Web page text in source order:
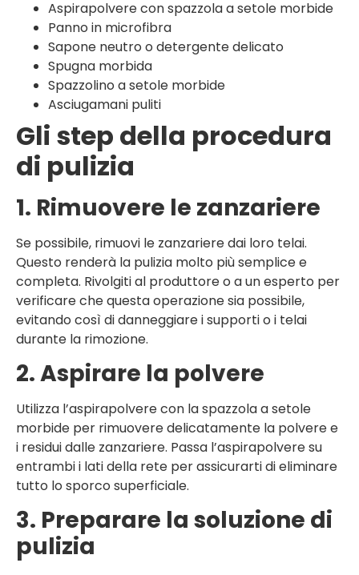
Aspirapolvere con spazzola a setole morbide
Panno in microfibra
Sapone neutro o detergente delicato
Spugna morbida
Spazzolino a setole morbide
Asciugamani puliti
Gli step della procedura
di pulizia
1. Rimuovere le zanzariere
Se possibile, rimuovi le zanzariere dai loro telai.
Questo renderà la pulizia molto più semplice e
completa. Rivolgiti al produttore o a un esperto per
verificare che questa operazione sia possibile,
evitando così di danneggiare i supporti o i telai
durante la rimozione.
2. Aspirare la polvere
Utilizza l’aspirapolvere con la spazzola a setole
morbide per rimuovere delicatamente la polvere e
i residui dalle zanzariere. Passa l’aspirapolvere su
entrambi i lati della rete per assicurarti di eliminare
tutto lo sporco superficiale.
3. Preparare la soluzione di
pulizia